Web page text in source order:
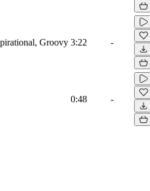
Groovy 3:22 -
0:48 -